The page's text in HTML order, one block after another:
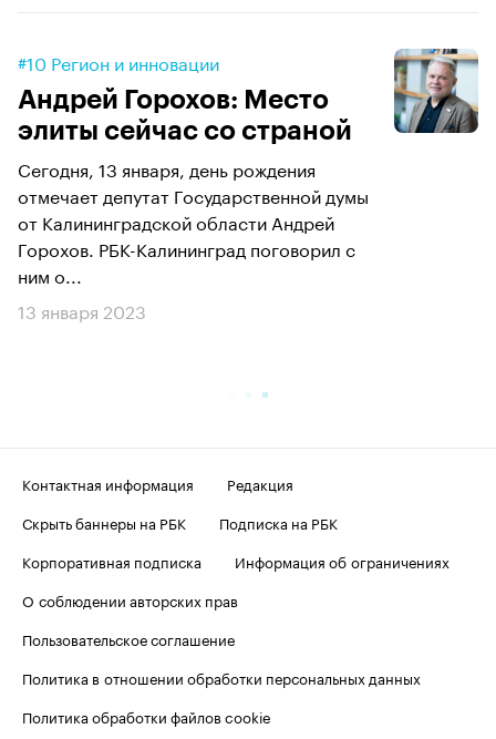
#10 Регион и инновации
Андрей Горохов: Место
элиты сейчас со страной
Сегодня, 13 января, день рождения
отмечает депутат Государственной думы
от Калининградской области Андрей
Горохов. РБК-Калининград поговорил с
ним о...
13 января 2023
Контактная информация
Редакция
Скрыть баннеры на РБК
Подписка на РБК
Корпоративная подписка
Информация об ограничениях
О соблюдении авторских прав
Пользовательское соглашение
Политика в отношении обработки персональных данных
Политика обработки файлов cookie